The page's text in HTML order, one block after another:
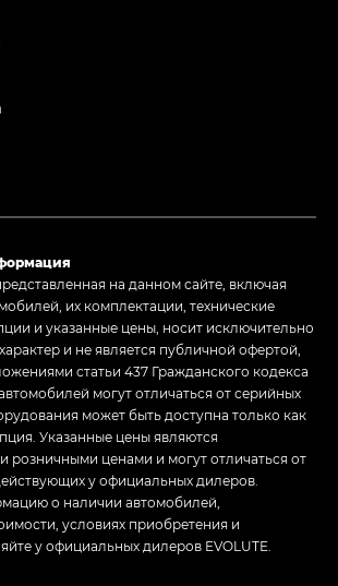
на данном сайте, включая
их комплектации, технические
и указанные цены, носит исключительно
и не является публичной офертой,
статьи 437 Гражданского кодекса
могут отличаться от серийных
может быть доступна только как
Указанные цены являются
розничными ценами и могут отличаться от
у официальных дилеров.
о наличии автомобилей,
условиях приобретения и
у официальных дилеров EVOLUTE.